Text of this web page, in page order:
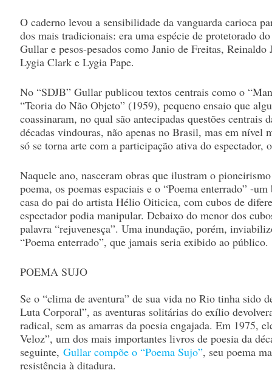
O caderno levou a sensibilidade da vanguarda carioca
dos mais tradicionais: era uma espécie de protetorado
Gullar e pesos-pesados como Janio de Freitas,
Lygia Clark e Lygia Pape.
No “SDJB” Gullar publicou textos centrais como o
“Teoria do Não Objeto” (1959), pequeno ensaio que
coassinaram, no qual são antecipadas questões centrais
décadas vindouras, não apenas no Brasil, mas em nível
só se torna arte com a participação ativa do espectador,
Naquele ano, nasceram obras que ilustram o
poema, os poemas espaciais e o “Poema enterrado” -
casa do pai do artista Hélio Oiticica, com cubos de
espectador podia manipular. Debaixo do menor dos
palavra “rejuvenesça”. Uma inundação, porém,
“Poema enterrado”, que jamais seria exibido ao público.
POEMA SUJO
Se o “clima de aventura” de sua vida no Rio tinha sido
Luta Corporal”, as aventuras solitárias do exílio
radical, sem as amarras da poesia engajada. Em 1975,
Veloz”, um dos mais importantes livros de poesia da
seguinte, Gullar compõe o “Poema Sujo”, seu poema
resistência à ditadura.